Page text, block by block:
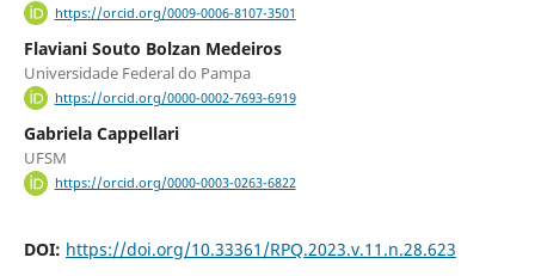
https://orcid.org/0009-0006-8107-3501
Flaviani Souto Bolzan Medeiros
Universidade Federal do Pampa
https://orcid.org/0000-0002-7693-6919
Gabriela Cappellari
UFSM
https://orcid.org/0000-0003-0263-6822
DOI: https://doi.org/10.33361/RPQ.2023.v.11.n.28.623